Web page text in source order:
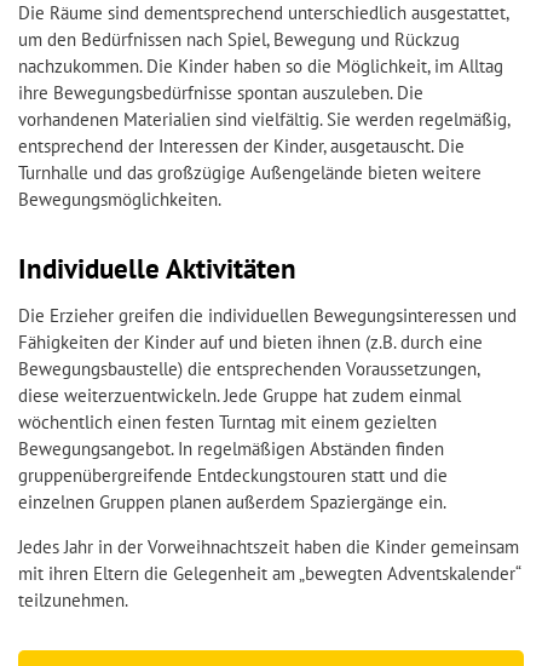
Die Räume sind dementsprechend unterschiedlich ausgestattet,
um den Bedürfnissen nach Spiel, Bewegung und Rückzug
nachzukommen. Die Kinder haben so die Möglichkeit, im Alltag
ihre Bewegungsbedürfnisse spontan auszuleben. Die
vorhandenen Materialien sind vielfältig. Sie werden regelmäßig,
entsprechend der Interessen der Kinder, ausgetauscht. Die
Turnhalle und das großzügige Außengelände bieten weitere
Bewegungsmöglichkeiten.
Individuelle Aktivitäten
Die Erzieher greifen die individuellen Bewegungsinteressen und
Fähigkeiten der Kinder auf und bieten ihnen (z.B. durch eine
Bewegungsbaustelle) die entsprechenden Voraussetzungen,
diese weiterzuentwickeln. Jede Gruppe hat zudem einmal
wöchentlich einen festen Turntag mit einem gezielten
Bewegungsangebot. In regelmäßigen Abständen finden
gruppenübergreifende Entdeckungstouren statt und die
einzelnen Gruppen planen außerdem Spaziergänge ein.
Jedes Jahr in der Vorweihnachtszeit haben die Kinder gemeinsam
mit ihren Eltern die Gelegenheit am „bewegten Adventskalender“
teilzunehmen.